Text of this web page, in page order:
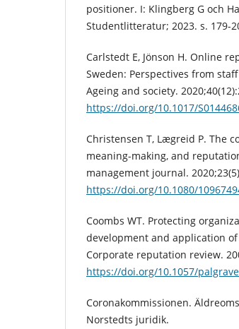
positioner. I: Klingberg G och
Studentlitteratur; 2023. s. 179-
Carlstedt E, Jönson H. Online
Sweden: Perspectives from
Ageing and society.
https://doi.org/10.1017/
Christensen T, Lægreid P. The
meaning-making, and
management journal.
https://doi.org/10.1080/
Coombs WT. Protecting
development and application
Corporate reputation review.
https://doi.org/10.1057/
Coronakommissionen.
Norstedts juridik.